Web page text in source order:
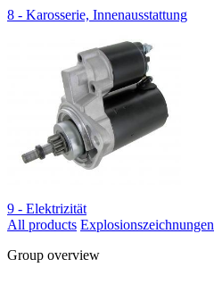
8 - Karosserie, Innenausstattung
9 - Elektrizität
All products Explosionszeichnungen
Group overview